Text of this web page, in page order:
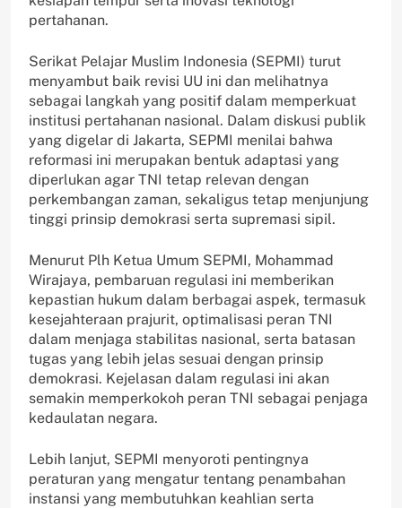
pertahanan.
Serikat Pelajar Muslim Indonesia (SEPMI) turut
menyambut baik revisi UU ini dan melihatnya
sebagai langkah yang positif dalam memperkuat
institusi pertahanan nasional. Dalam diskusi publik
yang digelar di Jakarta, SEPMI menilai bahwa
reformasi ini merupakan bentuk adaptasi yang
diperlukan agar TNI tetap relevan dengan
perkembangan zaman, sekaligus tetap menjunjung
tinggi prinsip demokrasi serta supremasi sipil.
Menurut Plh Ketua Umum SEPMI, Mohammad
Wirajaya, pembaruan regulasi ini memberikan
kepastian hukum dalam berbagai aspek, termasuk
kesejahteraan prajurit, optimalisasi peran TNI
dalam menjaga stabilitas nasional, serta batasan
tugas yang lebih jelas sesuai dengan prinsip
demokrasi. Kejelasan dalam regulasi ini akan
semakin memperkokoh peran TNI sebagai penjaga
kedaulatan negara.
Lebih lanjut, SEPMI menyoroti pentingnya
peraturan yang mengatur tentang penambahan
instansi yang membutuhkan keahlian serta